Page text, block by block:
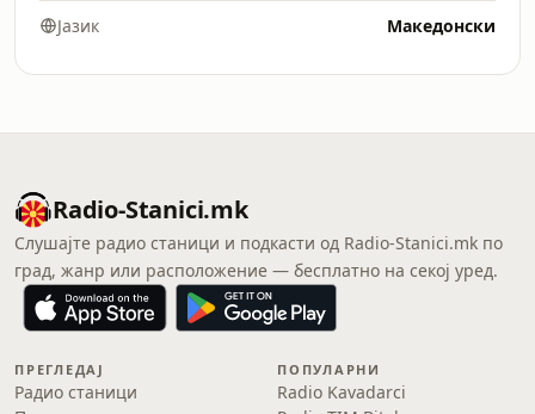
Јазик Македонски
Radio-Stanici.mk
Слушајте радио станици и подкасти од Radio-Stanici.mk по
град, жанр или расположение — бесплатно на секој уред.
ПРЕГЛЕДАЈ
Радио станици
ПОПУЛАРНИ
Radio Kavadarci